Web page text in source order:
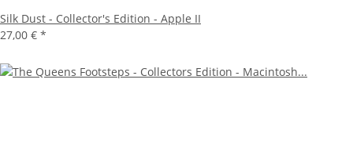
Silk Dust - Collector's Edition - Apple II
27,00 € *